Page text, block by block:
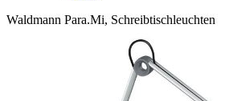
Waldmann Para.Mi, Schreibtischleuchten